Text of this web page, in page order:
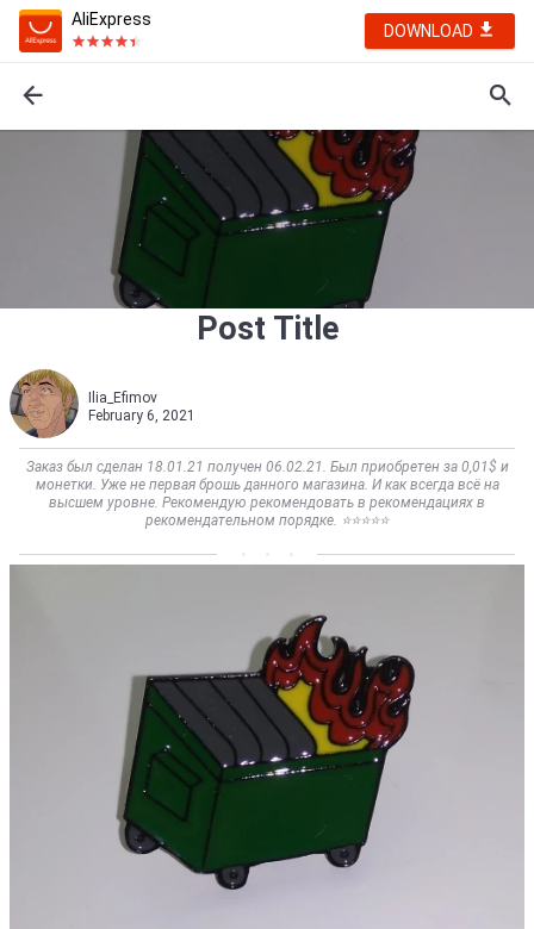
AliExpress
DOWNLOAD
Post Title
Ilia_Efimov
February 6, 2021
Заказ был сделан 18.01.21 получен 06.02.21. Был приобретен за 0,01$ и
монетки. Уже не первая брошь данного магазина. И как всегда всё на
высшем уровне. Рекомендую рекомендовать в рекомендациях в
рекомендательном порядке. ⭐⭐⭐⭐⭐